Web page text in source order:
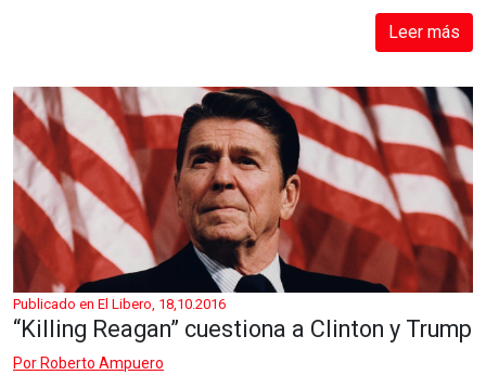
Leer más
Publicado en El Libero, 18,10.2016
“Killing Reagan” cuestiona a Clinton y Trump
PorRoberto Ampuero